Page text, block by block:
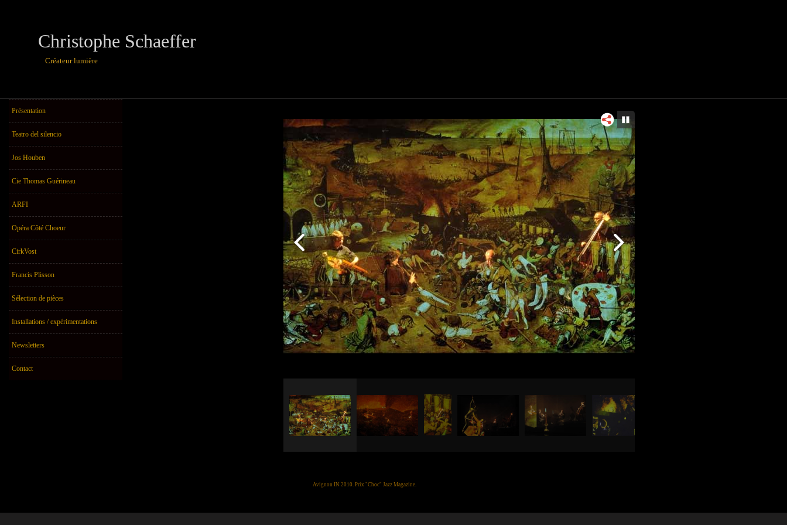
Christophe Schaeffer
Créateur lumière
Présentation
Teatro del silencio
Jos Houben
Cie Thomas Guérineau
ARFI
Opéra Côté Choeur
CirkVost
Francis Plisson
Sélection de pièces
Installations / expérimentations
Newsletters
Contact
Avignon IN 2010. Prix "Choc" Jazz Magazine.